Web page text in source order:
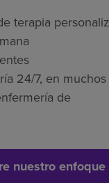
terapia
24/7, en muchos
de
nuestro